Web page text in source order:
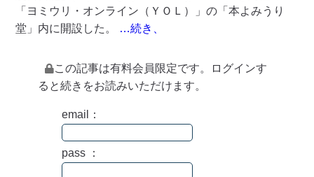
「ヨミウリ・オンライン（ＹＯＬ）」の「本よみうり
堂」内に開設した。 …続き、
この記事は有料会員限定です。ログインす
ると続きをお読みいただけます。
email：
pass ：